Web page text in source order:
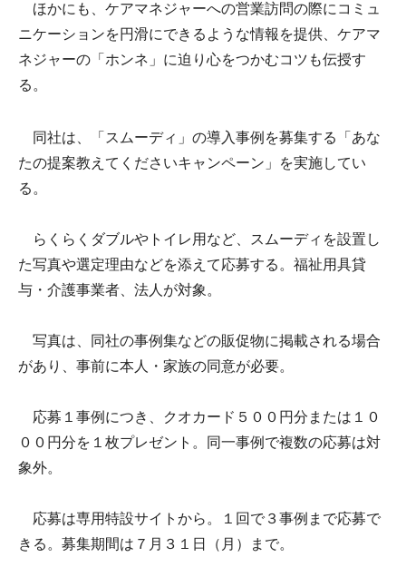
ほかにも、ケアマネジャーへの営業訪問の際にコミュ
ニケーションを円滑にできるような情報を提供、ケアマ
ネジャーの「ホンネ」に迫り心をつかむコツも伝授す
る。
同社は、「スムーディ」の導入事例を募集する「あな
たの提案教えてくださいキャンペーン」を実施してい
る。
らくらくダブルやトイレ用など、スムーディを設置し
た写真や選定理由などを添えて応募する。福祉用具貸
与・介護事業者、法人が対象。
写真は、同社の事例集などの販促物に掲載される場合
があり、事前に本人・家族の同意が必要。
応募１事例につき、クオカード５００円分または１０
００円分を１枚プレゼント。同一事例で複数の応募は対
象外。
応募は専用特設サイトから。１回で３事例まで応募で
きる。募集期間は７月３１日（月）まで。